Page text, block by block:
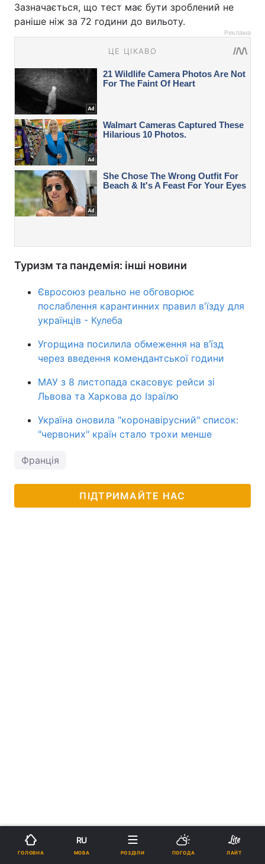
Зазначається, що тест має бути зроблений не
раніше ніж за 72 години до вильоту.
Реклама
Туризм та пандемія: інші новини
Євросоюз реально не обговорює
послаблення карантинних правил в'їзду для
українців - Кулеба
Угорщина посилила обмеження на в’їзд
через введення комендантської години
МАУ з 8 листопада скасовує рейси зі
Львова та Харкова до Ізраїлю
Україна оновила "коронавірусний" список:
"червоних" країн стало трохи менше
Франція
ПІДТРИМАЙТЕ НАС
ГОЛОВНА
RU
МОВА РОЗДІЛИ ПОГОДА ЛАЙТ